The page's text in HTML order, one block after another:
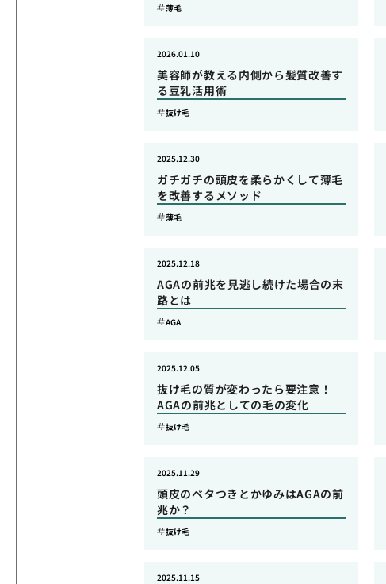
薄毛
美容師が教える内側から髪質改善す
る豆乳活用術
2026.01.10
抜け毛
ガチガチの頭皮を柔らかくして薄毛
を改善するメソッド
2025.12.30
薄毛
AGAの前兆を見逃し続けた場合の末
路とは
2025.12.18
AGA
抜け毛の質が変わったら要注意！
AGAの前兆としての毛の変化
2025.12.05
抜け毛
頭皮のベタつきとかゆみはAGAの前
兆か？
2025.11.29
抜け毛
2025.11.15